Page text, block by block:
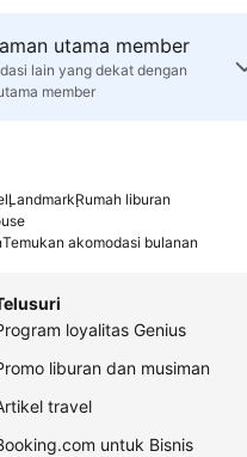
utama member
lain yang dekat dengan
member
LandmarkRumah liburan
Temukan akomodasi bulanan
loyalitas Genius
liburan dan musiman
travel
untuk Bisnis